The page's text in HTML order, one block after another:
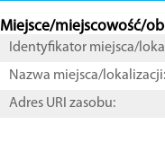
Miejsce/miejscowość/
Identyfikator miejsca/
Nazwa miejsca/lokalizacji:
Adres URI zasobu: